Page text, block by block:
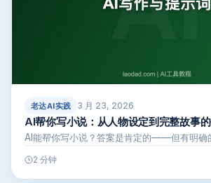
老达AI实践 3 月 23, 2026
AI帮你写小说：从人物设定到完整故事
AI能帮你写小说？答案是肯定的——但有明确
2 分钟